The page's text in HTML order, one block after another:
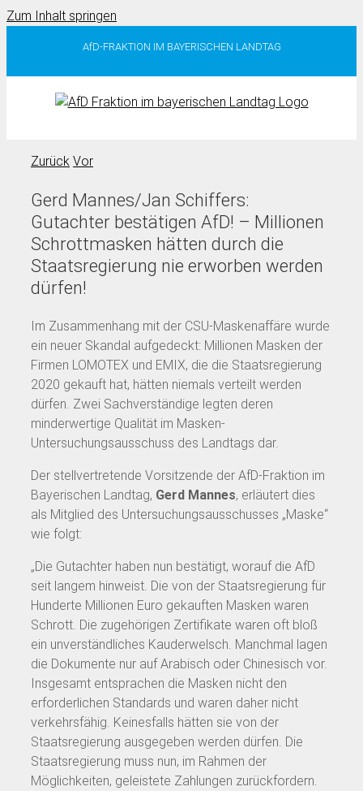
Zum Inhalt springen
AfD-FRAKTION IM BAYERISCHEN LANDTAG
Zurück Vor
Gerd Mannes/Jan Schiffers:
Gutachter bestätigen AfD! – Millionen
Schrottmasken hätten durch die
Staatsregierung nie erworben werden
dürfen!
Im Zusammenhang mit der CSU-Maskenaffäre wurde
ein neuer Skandal aufgedeckt: Millionen Masken der
Firmen LOMOTEX und EMIX, die die Staatsregierung
2020 gekauft hat, hätten niemals verteilt werden
dürfen. Zwei Sachverständige legten deren
minderwertige Qualität im Masken-
Untersuchungsausschuss des Landtags dar.
Der stellvertretende Vorsitzende der AfD-Fraktion im
Bayerischen Landtag, Gerd Mannes, erläutert dies
als Mitglied des Untersuchungsausschusses „Maske“
wie folgt:
„Die Gutachter haben nun bestätigt, worauf die AfD
seit langem hinweist. Die von der Staatsregierung für
Hunderte Millionen Euro gekauften Masken waren
Schrott. Die zugehörigen Zertifikate waren oft bloß
ein unverständliches Kauderwelsch. Manchmal lagen
die Dokumente nur auf Arabisch oder Chinesisch vor.
Insgesamt entsprachen die Masken nicht den
erforderlichen Standards und waren daher nicht
verkehrsfähig. Keinesfalls hätten sie von der
Staatsregierung ausgegeben werden dürfen. Die
Staatsregierung muss nun, im Rahmen der
Möglichkeiten, geleistete Zahlungen zurückfordern.